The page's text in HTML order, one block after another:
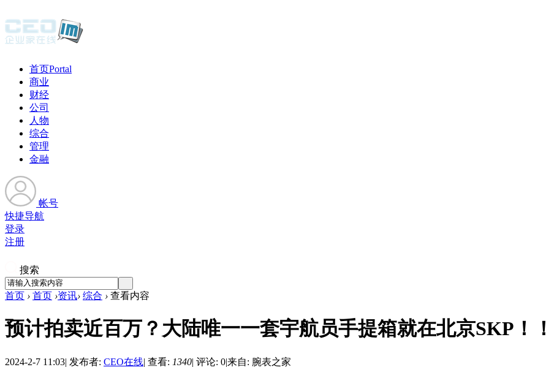
首页Portal
商业
财经
公司
人物
综合
管理
金融
帐号
快捷导航
登录
注册
搜索
首页 › 首页 ›资讯› 综合 › 查看内容
预计拍卖近百万？大陆唯一一套宇航员手提箱就在北京SKP！！
2024-2-7 11:03| 发布者: CEO在线| 查看: 1340| 评论: 0|来自: 腕表之家